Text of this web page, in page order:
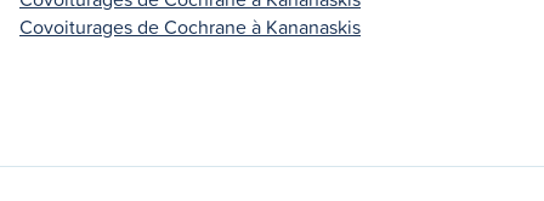
Covoiturages de Cochrane à Kananaskis